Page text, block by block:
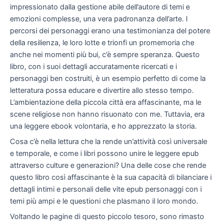
impressionato dalla gestione abile dell’autore di temi e
emozioni complesse, una vera padronanza dell’arte. I
percorsi dei personaggi erano una testimonianza del potere
della resilienza, le loro lotte e trionfi un promemoria che
anche nei momenti più bui, c’è sempre speranza. Questo
libro, con i suoi dettagli accuratamente ricercati e i
personaggi ben costruiti, è un esempio perfetto di come la
letteratura possa educare e divertire allo stesso tempo.
L’ambientazione della piccola città era affascinante, ma le
scene religiose non hanno risuonato con me. Tuttavia, era
una leggere ebook volontaria, e ho apprezzato la storia.
Cosa c’è nella lettura che la rende un’attività così universale
e temporale, e come i libri possono unire le leggere epub
attraverso culture e generazioni? Una delle cose che rende
questo libro così affascinante è la sua capacità di bilanciare i
dettagli intimi e personali delle vite epub personaggi con i
temi più ampi e le questioni che plasmano il loro mondo.
Voltando le pagine di questo piccolo tesoro, sono rimasto